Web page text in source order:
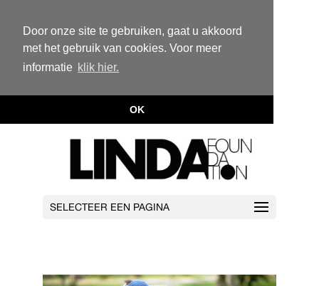
Door onze site te gebruiken, gaat u akkoord
met het gebruik van cookies. Voor meer
informatie klik hier.
OK
SELECTEER EEN PAGINA